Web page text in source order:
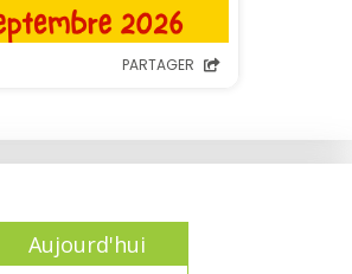
Aujourd'hui